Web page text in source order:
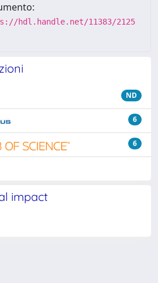
hdl.handle.net/11383/2125
ND
6
6
impact